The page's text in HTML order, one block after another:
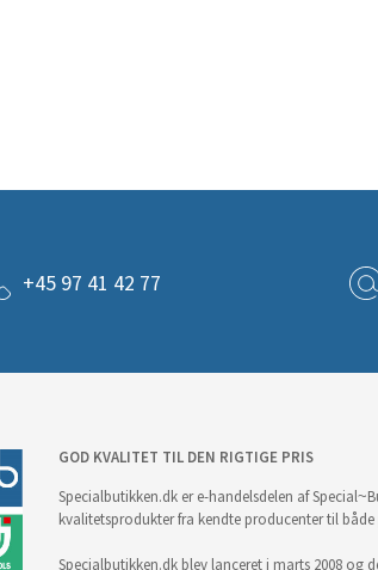
+45 97 41 42 77
GOD KVALITET TIL DEN RIGTIGE PRIS
Specialbutikken.dk er e-handelsdelen af
kvalitetsprodukter fra kendte producenter til
Specialbutikken.dk blev lanceret i marts 2008 og